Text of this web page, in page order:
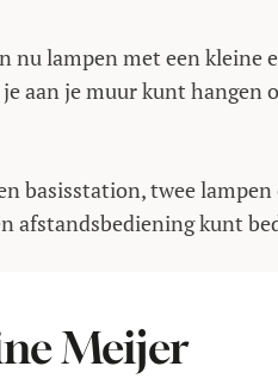
nu lampen met een
aan je muur kunt
basisstation, twee
afstandsbediening kunt
Meijer